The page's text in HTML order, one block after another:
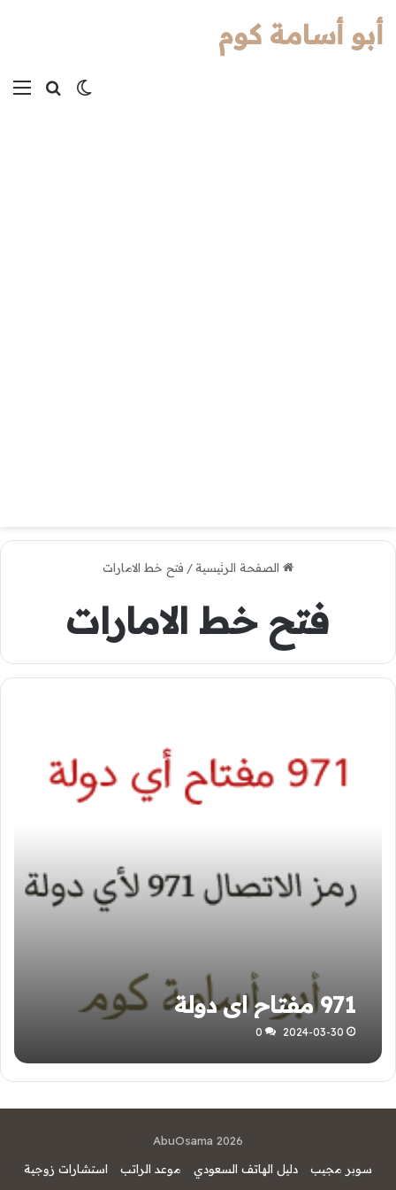
بحثالوضع
أبو أسامة كوم
الصفحة الرئيسية/ فتح خط الامارات
فتح خط الامارات
971 مفتاح اي دولة
2024-03-30
0
AbuOsama 2026
سوبر مجيب
دليل الهاتف السعودي موعد الراتب استشارات زوجية